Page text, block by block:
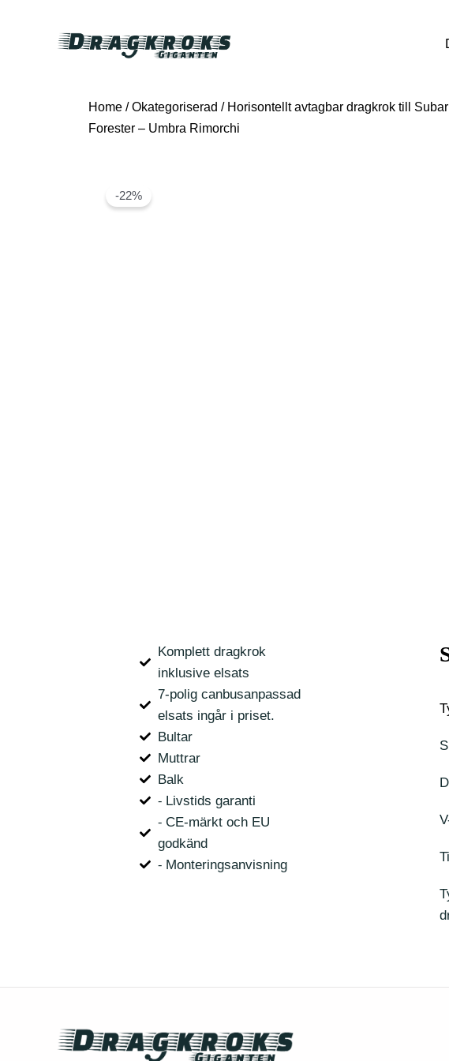
Home /Okategoriserad / Horisontellt avtagbar dragkrok till
Forester – Umbra Rimorchi
-22%
Komplett dragkrok
inklusive elsats
7-polig canbusanpassad
elsats ingår i priset.
Bultar
Muttrar
Balk
⁃ Livstids garanti
⁃ CE-märkt och EU
godkänd
⁃ Monteringsanvisning